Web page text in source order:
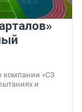
компании «СЗ
и